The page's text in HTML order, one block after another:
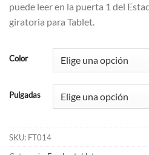
puede leer en la puerta 1 del
giratoria para Tablet.
Color
Pulgadas
SKU: FT014